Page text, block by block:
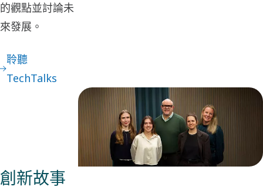
的觀點並討論未
來發展。
聆聽
TechTalks
創新故事